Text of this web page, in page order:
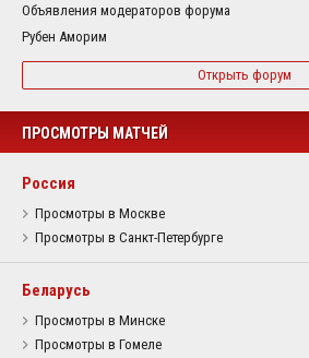
Объявления модераторов форума
Рубен Аморим
Открыть форум
ПРОСМОТРЫ МАТЧЕЙ
Россия
Просмотры в Москве
Просмотры в Санкт-Петербурге
Беларусь
Просмотры в Минске
Просмотры в Гомеле